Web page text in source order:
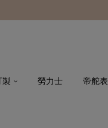
勞力士 帝舵表